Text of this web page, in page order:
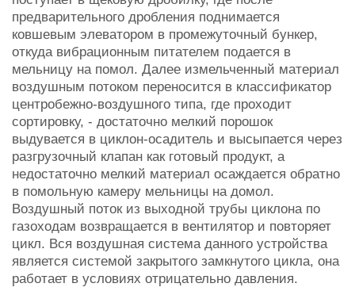
предварительного дробления поднимается
ковшевым элеватором в промежуточный бункер,
откуда вибрационным питателем подается в
мельницу на помол. Далее измельченный материал
воздушным потоком переносится в классификатор
центробежно-воздушного типа, где проходит
сортировку, - достаточно мелкий порошок
выдувается в циклон-осадитель и высыпается через
разгрузочный клапан как готовый продукт, а
недостаточно мелкий материал осаждается обратно
в помольную камеру мельницы на домол.
Воздушный поток из выходной трубы циклона по
газоходам возвращается в вентилятор и повторяет
цикл. Вся воздушная система данного устройства
является системой закрытого замкнутого цикла, она
работает в условиях отрицательно давления.